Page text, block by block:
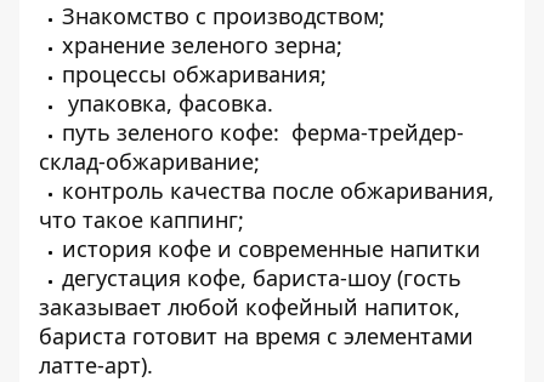
Знакомство с производством;
хранение зеленого зерна;
процессы обжаривания;
упаковка, фасовка.
путь зеленого кофе: ферма-трейдер-
склад-обжаривание;
контроль качества после обжаривания,
что такое каппинг;
история кофе и современные напитки
дегустация кофе, бариста-шоу (гость
заказывает любой кофейный напиток,
бариста готовит на время с элементами
латте-арт).